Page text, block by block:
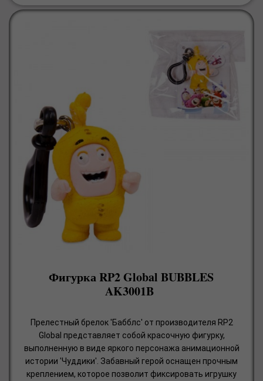
Фигурка RP2 Global BUBBLES
AK3001B
Прелестный брелок 'Бабблс' от производителя RP2
Global представляет собой красочную фигурку,
выполненную в виде яркого персонажа анимационной
истории 'Чуддики'. Забавный герой оснащен прочным
креплением, которое позволит фиксировать игрушку